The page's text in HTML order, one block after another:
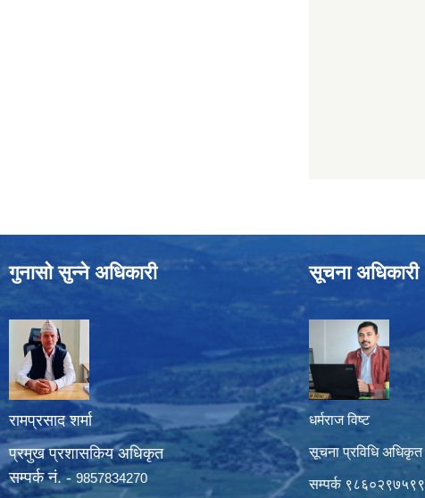
गुनासो सुन्ने अधिकारी
रामप्रसाद शर्मा
प्रमुख प्रशासकिय अधिकृत
सम्पर्क नं. - 9857834270
सूचना अधिकारी
धर्मराज विष्ट
सूचना प्रविधि अधिकृत
सम्पर्क ९८६०२९७५९९